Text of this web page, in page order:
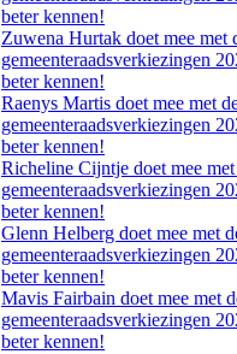
beter kennen!
Zuwena Hurtak doet mee met
gemeenteraadsverkiezingen
beter kennen!
Raenys Martis doet mee met
gemeenteraadsverkiezingen
beter kennen!
Richeline Cijntje doet mee
gemeenteraadsverkiezingen
beter kennen!
Glenn Helberg doet mee met
gemeenteraadsverkiezingen
beter kennen!
Mavis Fairbain doet mee met
gemeenteraadsverkiezingen
beter kennen!